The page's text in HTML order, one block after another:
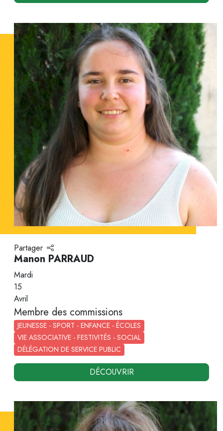
Partager
Manon PARRAUD
Mardi
15
Avril
Membre des commissions
JEUNESSE - SPORT - ENFANCE - ÉCOLES
VIE ASSOCIATIVE - FESTIVITÉS - SOCIAL
DÉLÉGATION DE SERVICE PUBLIC
DÉCOUVRIR